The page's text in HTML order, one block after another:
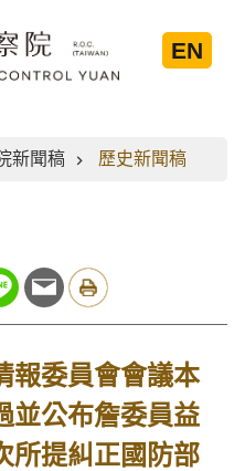
EN
新聞稿 歷史新聞稿
報委員會會議本
並公布詹委員益
所提糾正國防部